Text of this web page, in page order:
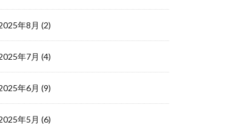
年8月 (2)
年7月 (4)
年6月 (9)
年5月 (6)